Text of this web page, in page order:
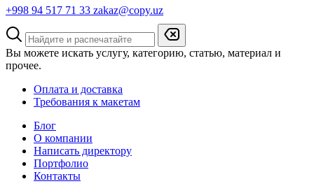
+998 94 517 71 33 zakaz@copy.uz
Вы можете искать услугу, категорию, статью, материал и
прочее.
Оплата и доставка
Требования к макетам
Блог
О компании
Написать директору
Портфолио
Контакты